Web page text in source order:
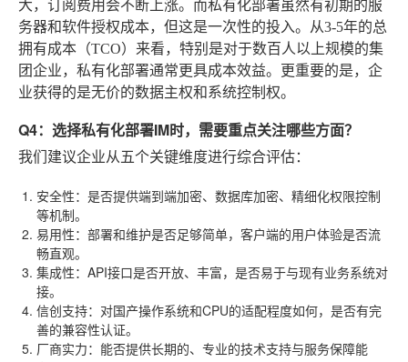
大，订阅费用会不断上涨。而私有化部署虽然有初期的服
务器和软件授权成本，但这是一次性的投入。从3-5年的总
拥有成本（TCO）来看，特别是对于数百人以上规模的集
团企业，私有化部署通常更具成本效益。更重要的是，企
业获得的是无价的数据主权和系统控制权。
Q4：选择私有化部署IM时，需要重点关注哪些方面？
我们建议企业从五个关键维度进行综合评估：
安全性：是否提供端到端加密、数据库加密、精细化权限控制
等机制。
易用性：部署和维护是否足够简单，客户端的用户体验是否流
畅直观。
集成性：API接口是否开放、丰富，是否易于与现有业务系统对
接。
信创支持：对国产操作系统和CPU的适配程度如何，是否有完
善的兼容性认证。
厂商实力：能否提供长期的、专业的技术支持与服务保障能